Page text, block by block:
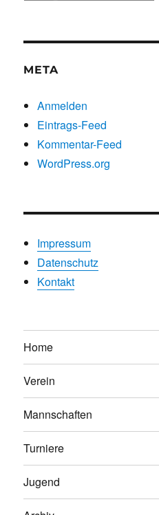
META
Anmelden
Eintrags-Feed
Kommentar-Feed
WordPress.org
Impressum
Datenschutz
Kontakt
Home
Verein
Mannschaften
Turniere
Jugend